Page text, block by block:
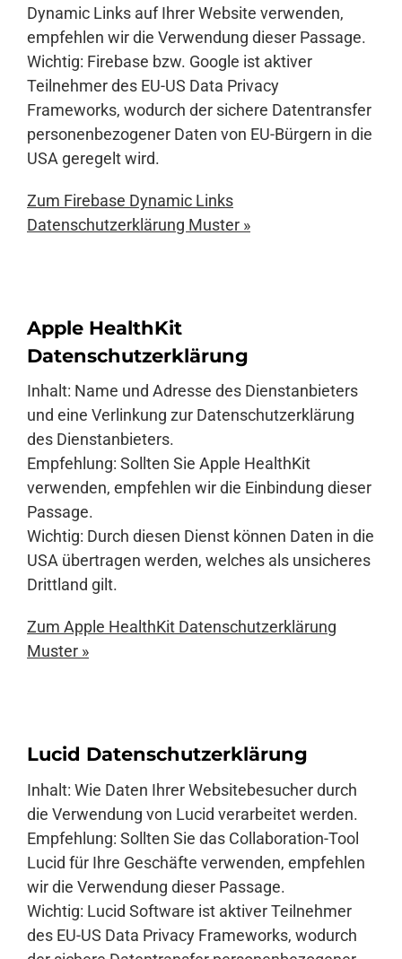
Dynamic Links auf Ihrer Website verwenden,
empfehlen wir die Verwendung dieser Passage.
Wichtig: Firebase bzw. Google ist aktiver
Teilnehmer des EU-US Data Privacy
Frameworks, wodurch der sichere Datentransfer
personenbezogener Daten von EU-Bürgern in die
USA geregelt wird.
Zum Firebase Dynamic Links
Datenschutzerklärung Muster »
Apple HealthKit
Datenschutzerklärung
Inhalt: Name und Adresse des Dienstanbieters
und eine Verlinkung zur Datenschutzerklärung
des Dienstanbieters.
Empfehlung: Sollten Sie Apple HealthKit
verwenden, empfehlen wir die Einbindung dieser
Passage.
Wichtig: Durch diesen Dienst können Daten in die
USA übertragen werden, welches als unsicheres
Drittland gilt.
Zum Apple HealthKit Datenschutzerklärung
Muster »
Lucid Datenschutzerklärung
Inhalt: Wie Daten Ihrer Websitebesucher durch
die Verwendung von Lucid verarbeitet werden.
Empfehlung: Sollten Sie das Collaboration-Tool
Lucid für Ihre Geschäfte verwenden, empfehlen
wir die Verwendung dieser Passage.
Wichtig: Lucid Software ist aktiver Teilnehmer
des EU-US Data Privacy Frameworks, wodurch